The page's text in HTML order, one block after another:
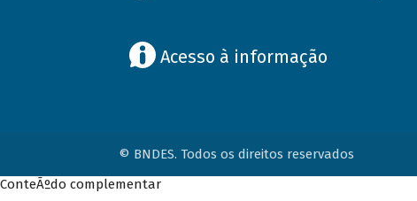
Acesso à informação
© BNDES. Todos os direitos reservados
ConteÃºdo complementar